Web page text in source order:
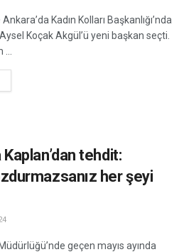
Kadın Kolları Başkanlığı’nda
Koçak Akgül’ü yeni başkan seçti.
tehdit:
her şeyi
geçen mayıs ayında